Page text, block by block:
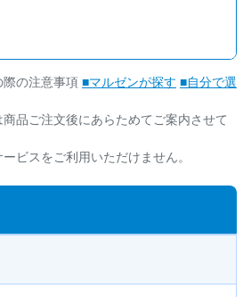
の注意事項 ■マルゼンが探す ■自分で選
品ご注文後にあらためてご案内させて
ビスをご利用いただけません。